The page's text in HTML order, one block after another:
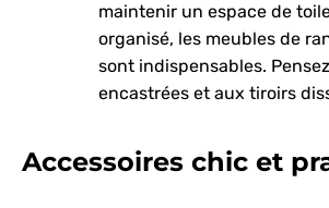
maintenir un espace de
organisé, les meubles de
sont indispensables.
encastrées et aux tiroirs
Accessoires chic et